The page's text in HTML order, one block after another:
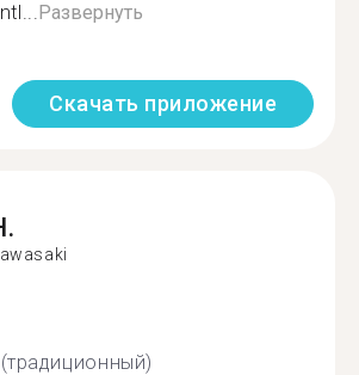
Развернуть
Скачать приложение